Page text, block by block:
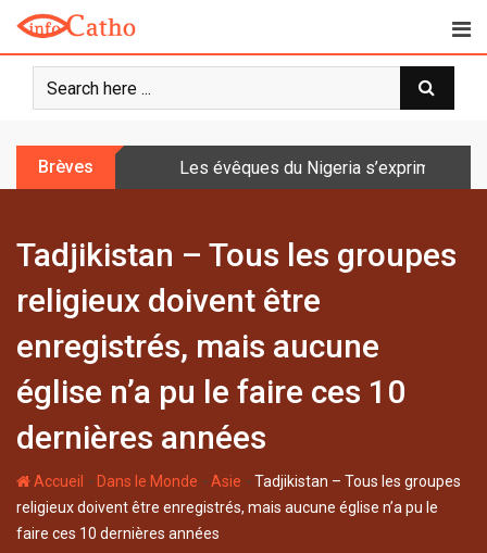
o
Brèves Les évêques du Nigeria s’expriment
Tadjikistan – Tous les groupes
religieux doivent être
enregistrés, mais aucune
église n’a pu le faire ces 10
dernières années
Accueil - Dans le Monde -Asie -Tadjikistan – Tous les groupes
religieux doivent être enregistrés, mais aucune église n’a pu le
faire ces 10 dernières années